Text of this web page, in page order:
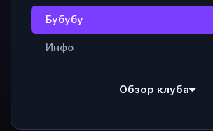
Бубубу
Инфо
Обзор клуба